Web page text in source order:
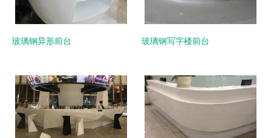
玻璃钢异形前台 玻璃钢写字楼前台